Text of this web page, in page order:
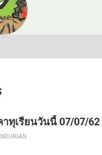
าทุเรียนวันนี้ 07/07/62